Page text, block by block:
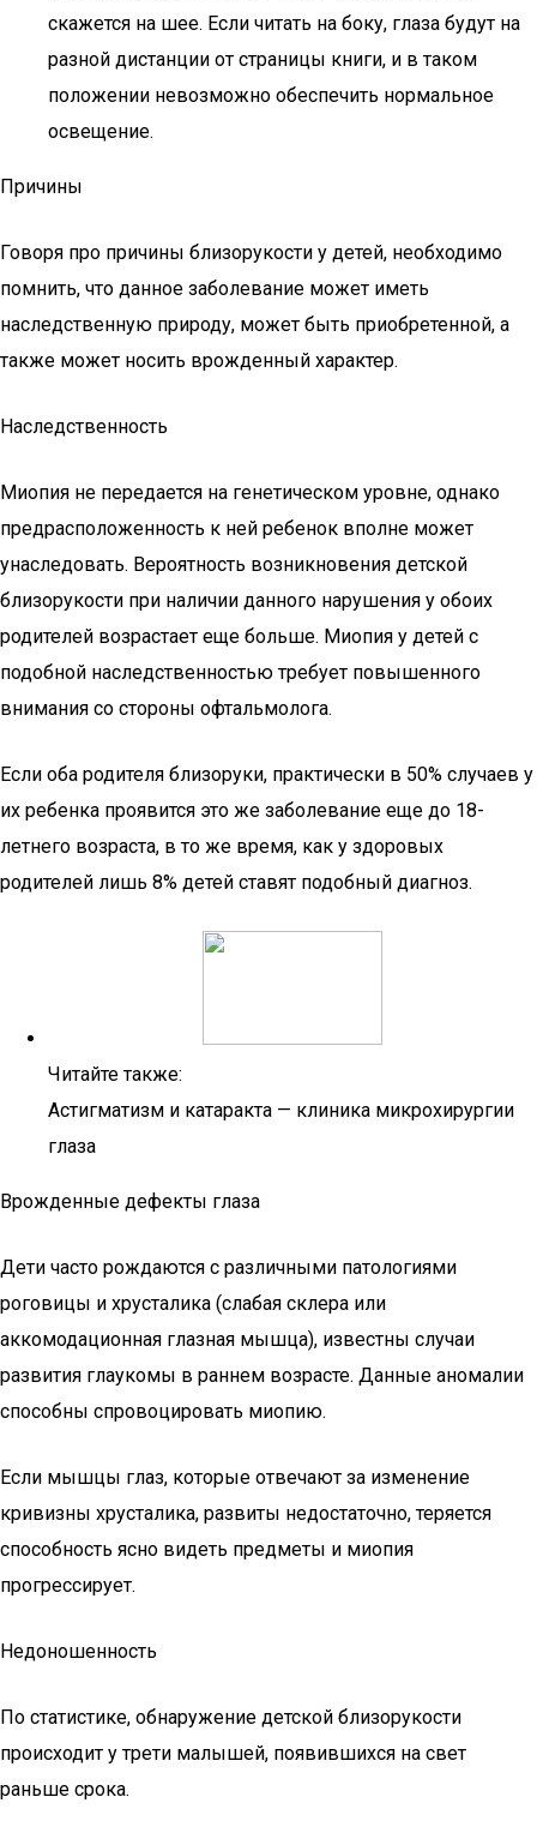
скажется на шее. Если читать на боку, глаза будут на
разной дистанции от страницы книги, и в таком
положении невозможно обеспечить нормальное
освещение.
Причины
Говоря про причины близорукости у детей, необходимо
помнить, что данное заболевание может иметь
наследственную природу, может быть приобретенной, а
также может носить врожденный характер.
Наследственность
Миопия не передается на генетическом уровне, однако
предрасположенность к ней ребенок вполне может
унаследовать. Вероятность возникновения детской
близорукости при наличии данного нарушения у обоих
родителей возрастает еще больше. Миопия у детей с
подобной наследственностью требует повышенного
внимания со стороны офтальмолога.
Если оба родителя близоруки, практически в 50% случаев у
их ребенка проявится это же заболевание еще до 18-
летнего возраста, в то же время, как у здоровых
родителей лишь 8% детей ставят подобный диагноз.
Читайте также:
Астигматизм и катаракта — клиника микрохирургии
глаза
Врожденные дефекты глаза
Дети часто рождаются с различными патологиями
роговицы и хрусталика (слабая склера или
аккомодационная глазная мышца), известны случаи
развития глаукомы в раннем возрасте. Данные аномалии
способны спровоцировать миопию.
Если мышцы глаз, которые отвечают за изменение
кривизны хрусталика, развиты недостаточно, теряется
способность ясно видеть предметы и миопия
прогрессирует.
Недоношенность
По статистике, обнаружение детской близорукости
происходит у трети малышей, появившихся на свет
раньше срока.